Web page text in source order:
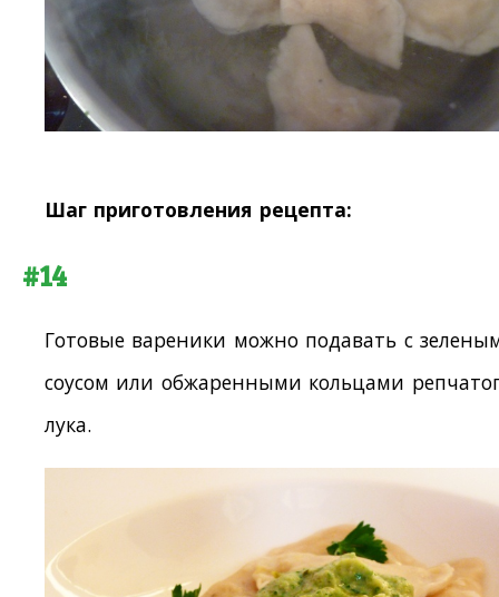
Шаг приготовления рецепта:
#14
Готовые вареники можно подавать с
соусом или обжаренными кольцами
лука.